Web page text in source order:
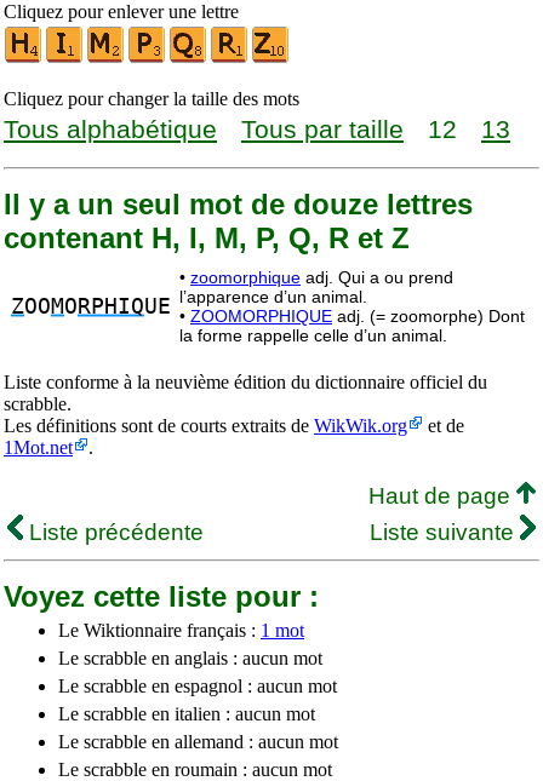
Cliquez pour enlever une lettre
Cliquez pour changer la taille des mots
Tous alphabétique Tous par taille 12 13
Il y a un seul mot de douze lettres
contenant H, I, M, P, Q, R et Z
ZOOMO RPHIQUE
• zoomorphique adj. Qui a ou prend
l’apparence d’un animal.
• ZOOMORPHIQUE adj. (= zoomorphe) Dont
la forme rappelle celle d’un animal.
Liste conforme à la neuvième édition du dictionnaire officiel du
scrabble.
Les définitions sont de courts extraits de WikWik.org
et de
1Mot.net
.
Haut de page
Liste précédente
Liste suivante
Voyez cette liste pour :
Le Wiktionnaire français : 1 mot
Le scrabble en anglais : aucun mot
Le scrabble en espagnol : aucun mot
Le scrabble en italien : aucun mot
Le scrabble en allemand : aucun mot
Le scrabble en roumain : aucun mot